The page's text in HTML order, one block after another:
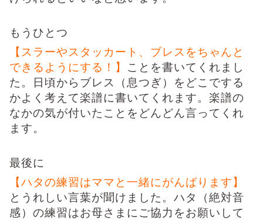
もうひとつ
【 スラーやスタッカート、ブレスをちゃんと
できるようにする！】 ことを書いてくれまし
た。日頃からブレス（息つぎ）をどこでする
かよく考えて楽譜に書いてくれます。楽譜の
なかの気が付いたことをどんどん言ってくれ
ます。
最後に
【ハタの練習はママと一緒にがんばります】
とうれしい言葉が聞けました。ハタ（絶対音
感）の練習はお母さまにご協力をお願いして